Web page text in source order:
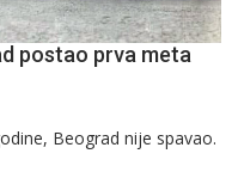
postao prva meta
Beograd nije spavao.